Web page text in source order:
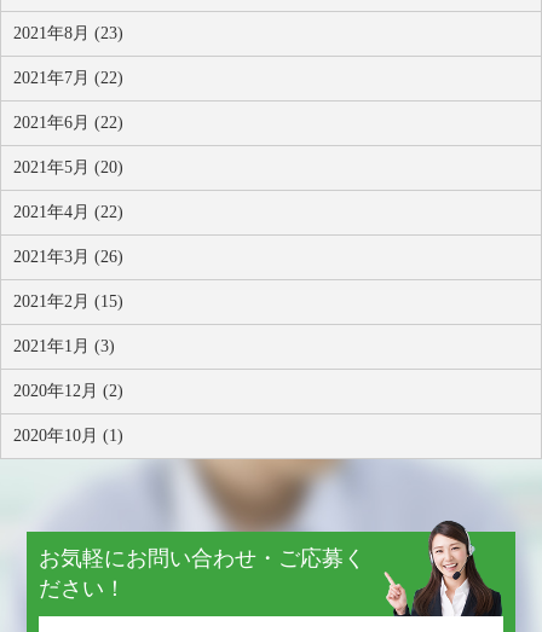
2021年8月 (23)
2021年7月 (22)
2021年6月 (22)
2021年5月 (20)
2021年4月 (22)
2021年3月 (26)
2021年2月 (15)
2021年1月 (3)
2020年12月 (2)
2020年10月 (1)
お気軽にお問い合わせ・ご応募く
ださい！